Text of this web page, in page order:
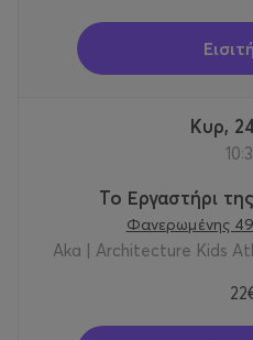
Κυρ,
Το Εργαστήρι
Φανερωμένης
Aka | Architecture Kids